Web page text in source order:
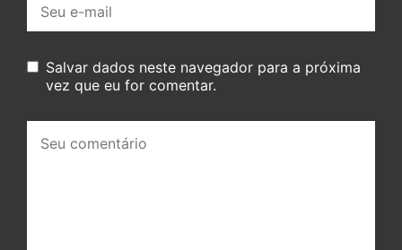
mail:
Salvar dados neste navegador para a próxima
vez que eu for comentar.
comentário: